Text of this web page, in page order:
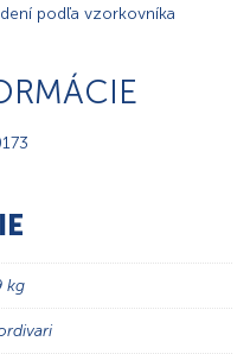
podľa vzorkovníka
kg